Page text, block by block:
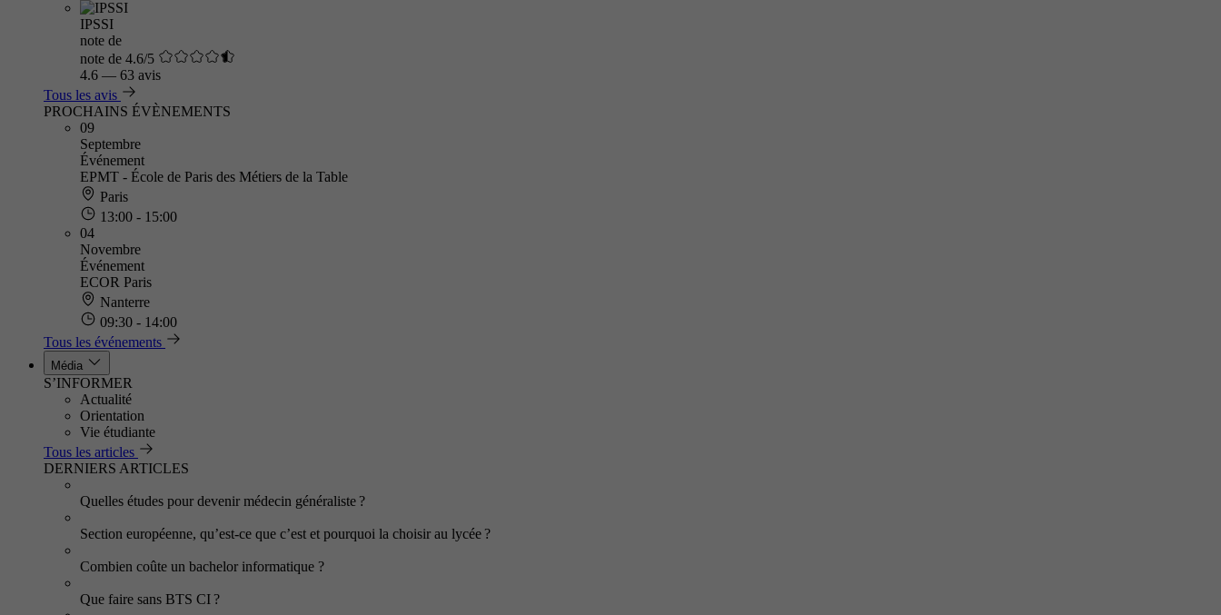
IPSSI
note de
note de 4.6/5
4.6 — 63 avis
Tous les avis
PROCHAINS ÉVÈNEMENTS
09
Septembre
Événement
EPMT - École de Paris des Métiers de la Table
Paris
13:00 - 15:00
04
Novembre
Événement
ECOR Paris
Nanterre
09:30 - 14:00
Tous les événements
Média
S’INFORMER
Actualité
Orientation
Vie étudiante
Tous les articles
DERNIERS ARTICLES
Quelles études pour devenir médecin généraliste ?
Section européenne, qu’est-ce que c’est et pourquoi la choisir au lycée ?
Combien coûte un bachelor informatique ?
Que faire sans BTS CI ?